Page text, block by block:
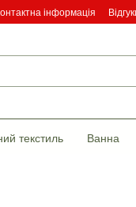
інформація
текстиль Ванна